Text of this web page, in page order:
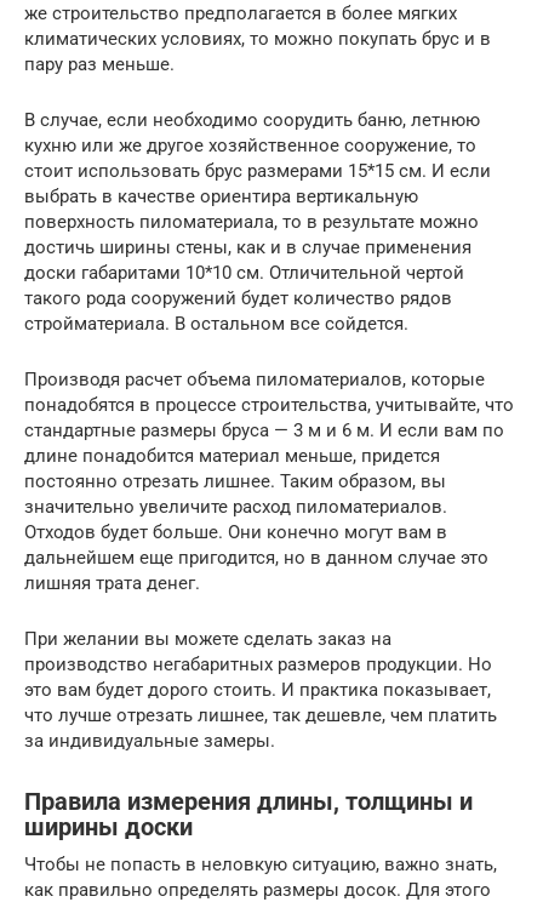
же строительство предполагается в более мягких
климатических условиях, то можно покупать брус и в
пару раз меньше.
В случае, если необходимо соорудить баню, летнюю
кухню или же другое хозяйственное сооружение, то
стоит использовать брус размерами 15*15 см. И если
выбрать в качестве ориентира вертикальную
поверхность пиломатериала, то в результате можно
достичь ширины стены, как и в случае применения
доски габаритами 10*10 см. Отличительной чертой
такого рода сооружений будет количество рядов
стройматериала. В остальном все сойдется.
Производя расчет объема пиломатериалов, которые
понадобятся в процессе строительства, учитывайте, что
стандартные размеры бруса — 3 м и 6 м. И если вам по
длине понадобится материал меньше, придется
постоянно отрезать лишнее. Таким образом, вы
значительно увеличите расход пиломатериалов.
Отходов будет больше. Они конечно могут вам в
дальнейшем еще пригодится, но в данном случае это
лишняя трата денег.
При желании вы можете сделать заказ на
производство негабаритных размеров продукции. Но
это вам будет дорого стоить. И практика показывает,
что лучше отрезать лишнее, так дешевле, чем платить
за индивидуальные замеры.
Правила измерения длины, толщины и
ширины доски
Чтобы не попасть в неловкую ситуацию, важно знать,
как правильно определять размеры досок. Для этого